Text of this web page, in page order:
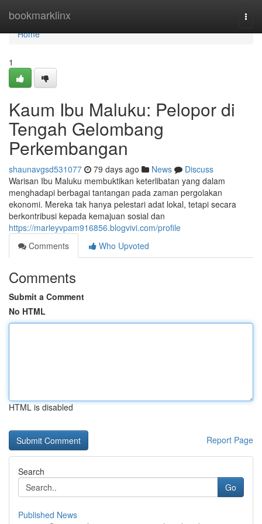
bookmarklinx
Home
Home
1
Kaum Ibu Maluku: Pelopor di
Tengah Gelombang
Perkembangan
shaunavgsd531077 79 days ago News
Discuss
Warisan Ibu Maluku membuktikan keterlibatan yang dalam
menghadapi berbagai tantangan pada zaman pergolakan
ekonomi. Mereka tak hanya pelestari adat lokal, tetapi secara
berkontribusi kepada kemajuan sosial dan
https://marleyvpam916856.blogvivi.com/profile
Comments
Who Upvoted
Comments
Submit a Comment
No HTML
HTML is disabled
Report Page
Search
Go
Published News